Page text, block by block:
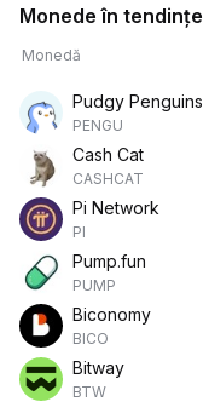
Monede în tendințe
Monedă
Pudgy Penguins
PENGU
Cash Cat
CASHCAT
Pi Network
PI
Pump.fun
PUMP
Biconomy
BICO
Bitway
BTW